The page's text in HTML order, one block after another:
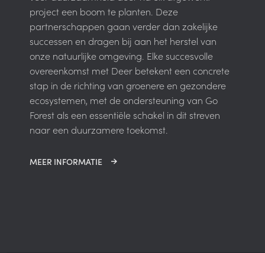
project een boom te planten. Deze
partnerschappen gaan verder dan zakelijke
successen en dragen bij aan het herstel van
onze natuurlijke omgeving. Elke succesvolle
overeenkomst met Deer betekent een concrete
stap in de richting van groenere en gezondere
ecosystemen, met de ondersteuning van Go
Forest als een essentiële schakel in dit streven
naar een duurzamere toekomst.
MEER INFORMATIE